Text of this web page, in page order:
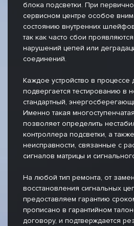
блока подсветки. При
сервисном центре особое
состоянию внутренних
так как часто сбои
нарушений цепей или
соединений.
Каждое устройство в процессе
подвергается тестированию в
стандартный,
Именно такая
позволяет определить
контроллера подсветки, а
неисправности, связанные с
сигналов матрицы и
На любой тип ремонта, от
восстановления сигнальных
предоставляем гарантию
прописано в гарантийном
договору, и подтверждается